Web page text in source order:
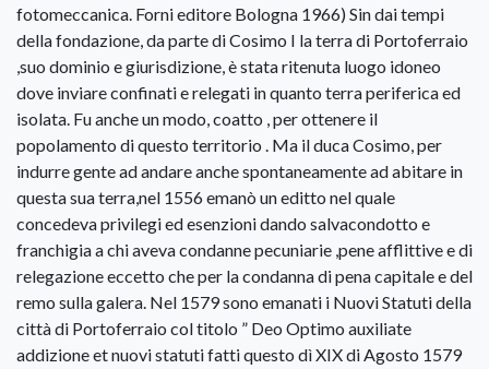
fotomeccanica. Forni editore Bologna 1966) Sin dai tempi
della fondazione, da parte di Cosimo I la terra di Portoferraio
,suo dominio e giurisdizione, è stata ritenuta luogo idoneo
dove inviare confinati e relegati in quanto terra periferica ed
isolata. Fu anche un modo, coatto , per ottenere il
popolamento di questo territorio . Ma il duca Cosimo, per
indurre gente ad andare anche spontaneamente ad abitare in
questa sua terra,nel 1556 emanò un editto nel quale
concedeva privilegi ed esenzioni dando salvacondotto e
franchigia a chi aveva condanne pecuniarie ,pene afflittive e di
relegazione eccetto che per la condanna di pena capitale e del
remo sulla galera. Nel 1579 sono emanati i Nuovi Statuti della
città di Portoferraio col titolo ” Deo Optimo auxiliate
addizione et nuovi statuti fatti questo dì XIX di Agosto 1579